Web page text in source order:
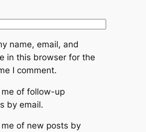
name, email, and
in this browser for the
I comment.
of follow-up
by email.
of new posts by